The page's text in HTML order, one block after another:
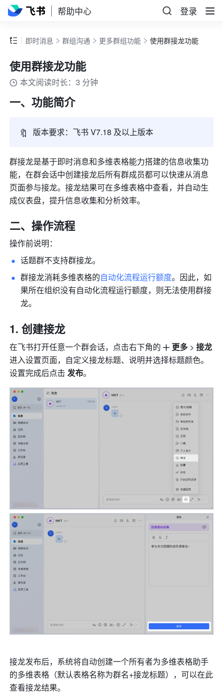
帮助中心 登录
即时消息 群组沟通 更多群组功能 使用群接龙功能
使用群接龙功能
本文阅读时长：3 分钟
一、功能简介
🔖 版本要求：飞书 V7.18 及以上版本
群接龙是基于即时消息和多维表格能力搭建的信息收集功
能，在群会话中创建接龙后所有群成员都可以快速从消息
页面参与接龙。接龙结果可在多维表格中查看，并自动生
成仪表盘，提升信息收集和分析效率。
二、操作流程
操作前说明：
话题群不支持群接龙。
群接龙消耗多维表格的自动化流程运行额度。因此，如
果所在组织没有自动化流程运行额度，则无法使用群接
龙。
创建接龙
在飞书打开任意一个群会话，点击右下角的 更多 > 接龙
进入设置页面，自定义接龙标题、说明并选择标题颜色。
设置完成后点击 发布。
接龙发布后，系统将自动创建一个所有者为多维表格助手
的多维表格（默认表格名称为群名+接龙标题），可以在此
查看接龙结果。